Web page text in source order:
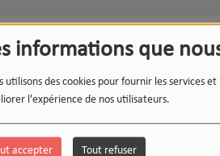
informations que
utilisons des cookies pour fournir les services
l'expérience de nos utilisateurs.
accepter Tout refuser